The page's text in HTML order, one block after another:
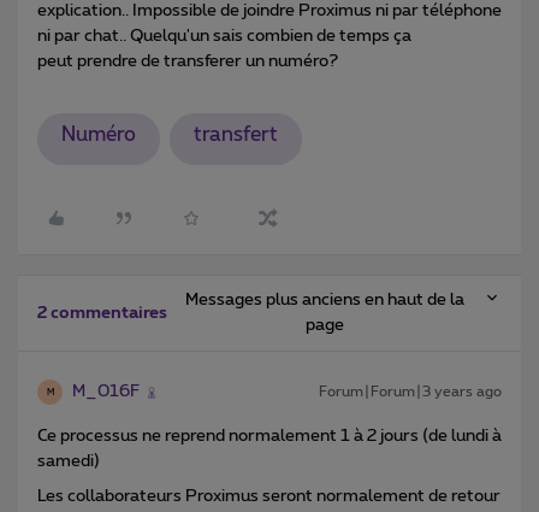
explication.. Impossible de joindre Proximus ni par téléphone
ni par chat.. Quelqu'un sais combien de temps ça
peut prendre de transferer un numéro?
Numéro transfert
2 commentaires
Messages plus anciens en haut de la
page
M M_016F Forum|Forum|3 years ago
Ce processus ne reprend normalement 1 à 2 jours (de lundi à
samedi)
Les collaborateurs Proximus seront normalement de retour